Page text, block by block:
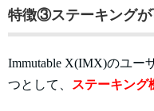
特徴③ステーキングが
Immutable X(IMX)のユー
つとして、
ステーキング